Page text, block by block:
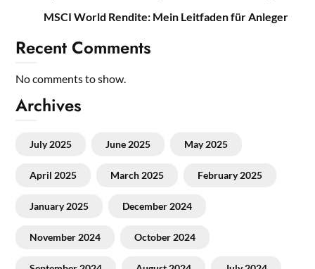
MSCI World Rendite: Mein Leitfaden für Anleger
Recent Comments
No comments to show.
Archives
July 2025 June 2025 May 2025
April 2025 March 2025 February 2025
January 2025 December 2024
November 2024 October 2024